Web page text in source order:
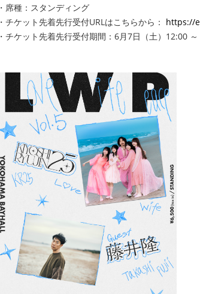
・席種：スタンディング
・チケット先着先行受付URLはこちらから： https://
・チケット先着先行受付期間：6月7日（土）12:00